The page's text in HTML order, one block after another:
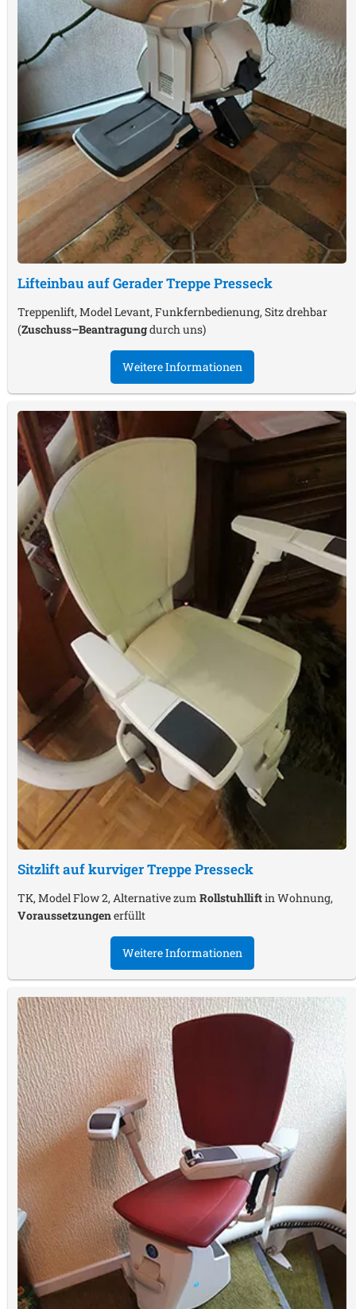
Lifteinbau auf Gerader TreppePresseck
Treppenlift, Model Levant, Funkfernbedienung, Sitz drehbar
(Zuschuss–Beantragungdurch uns)
Weitere Informationen
Sitzlift auf kurviger TreppePresseck
TK, Model Flow 2, Alternative zum Rollstuhlliftin Wohnung,
Voraussetzungenerfüllt
Weitere Informationen